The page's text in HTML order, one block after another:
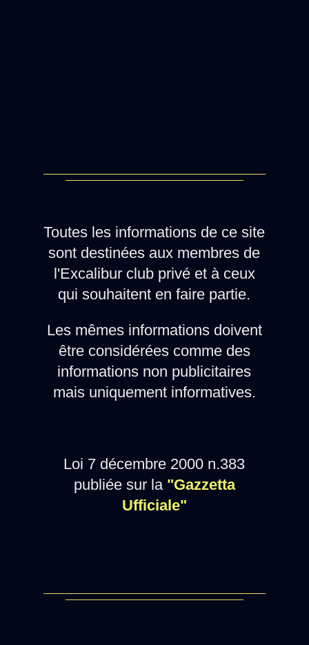
Toutes les informations de ce site
sont destinées aux membres de
l'Excalibur club privé et à ceux
qui souhaitent en faire partie.
Les mêmes informations doivent
être considérées comme des
informations non publicitaires
mais uniquement informatives.
Loi 7 décembre 2000 n.383
publiée sur la "Gazzetta
Ufficiale"